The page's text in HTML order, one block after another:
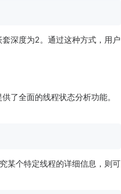
深度为2。通过这种方式，用户
了全面的线程状态分析功能。
某个特定线程的详细信息，则可